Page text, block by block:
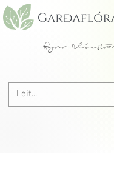
fyrir